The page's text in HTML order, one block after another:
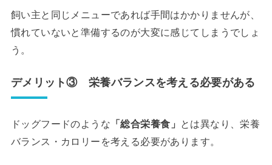
飼い主と同じメニューであれば手間はかかりませんが、
慣れていないと準備するのが大変に感じてしまうでしょ
う。
デメリット③ 栄養バランスを考える必要がある
ドッグフードのような 「総合栄養食」
とは異なり、栄養
バランス・カロリーを考える必要があります。